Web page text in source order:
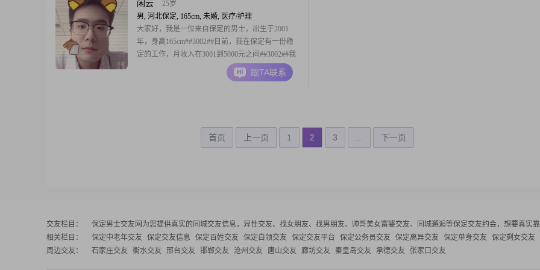
闲云
25岁
男, 河北保定, 165cm, 未婚, 医疗/护理
大家好，我是一位来自保定的男士，出生于2001
年，身高165cm##3002##目前，我在保定有一份稳
定的工作，月收入在3001到5000元之间##3002##我
拥有大专学历，在工作中我一直秉持着认真负责的
态度##3002##说到我的性格特点，我觉得自己最大
跟TA联系
首页 上一页 1 2 3 下一页
交友栏目： 保定男士交友网 为您提供真实的同城交友信息，异性交友、找女朋友、找男朋友、帅哥美女富婆交友、同城邂逅等保定交友约会，想要真实
相关栏目：
保定中老年交友 保定交友信息 保定百姓交友 保定白领交友 保定交友平台 保定公务员交友 保定离异交友 保定单身交友
保定剩女交友
周边交友：
石家庄交友 衡水交友 邢台交友 邯郸交友 沧州交友 唐山交友 廊坊交友 秦皇岛交友 承德交友 张家口交友